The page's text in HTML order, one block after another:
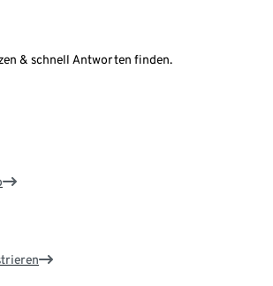
& schnell Antworten finden.